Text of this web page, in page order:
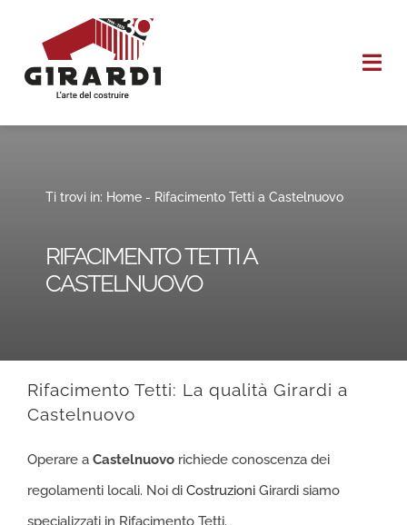
contenuto
CHI SIAMO
REALIZZAZIONI
Ti trovi in: Home- Rifacimento Tetti a Castelnuovo
RIFACIMENTO TETTI A
CASTELNUOVO
Rifacimento Tetti: La qualità Girardi a
Castelnuovo
Operare a Castelnuovo richiede conoscenza dei
regolamenti locali. Noi di Costruzioni Girardi siamo
specializzati in Rifacimento Tetti.